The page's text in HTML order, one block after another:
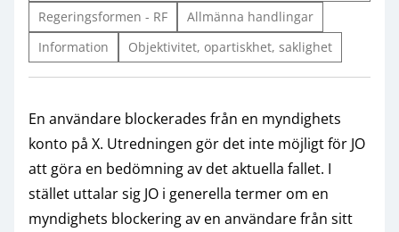
Regeringsformen - RF
Allmänna handlingar
Information
Objektivitet, opartiskhet, saklighet
En användare blockerades från en myndighets
konto på X. Utredningen gör det inte möjligt för JO
att göra en bedömning av det aktuella fallet. I
stället uttalar sig JO i generella termer om en
myndighets blockering av en användare från sitt